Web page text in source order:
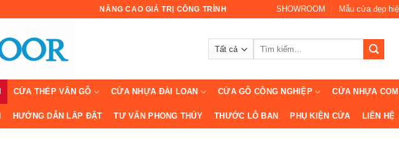
NÂNG CAO GIÁ TRỊ CÔNG TRÌNH SHOWROOM Mẫu cửa đẹp
CỬA THÉP VÂN GỖ CỬA NHỰA ĐÀI LOAN CỬA GỖ CÔNG NGHIỆP CỬA NHỰA
HƯỚNG DẪN LẮP ĐẶT TƯ VẤN PHONG THỦY THƯỚC LỖ BAN PHỤ KIỆN CỬA LIÊN HỆ